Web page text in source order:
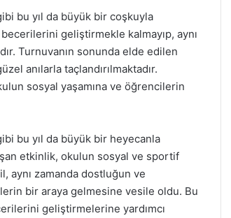
bu yıl da büyük bir coşkuyla
geliştirmekle kalmayıp, aynı
Turnuvanın sonunda elde edilen
anılarla taçlandırılmaktadır.
sosyal yaşamına ve öğrencilerin
bu yıl da büyük bir heyecanla
etkinlik, okulun sosyal ve sportif
aynı zamanda dostluğun ve
bir araya gelmesine vesile oldu. Bu
geliştirmelerine yardımcı